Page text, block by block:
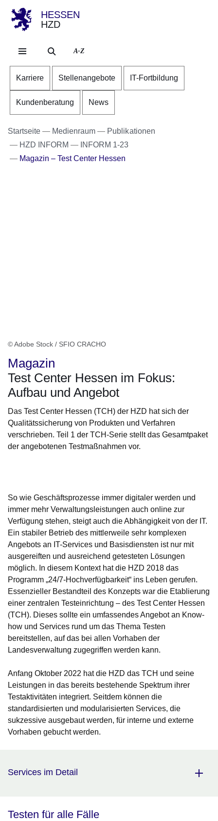
HESSEN
HZD
A-Z
Karriere Stellenangebote IT-Fortbildung
Kundenberatung News
Startseite Medienraum
Publikationen
HZD INFORM
INFORM 1-23
Magazin – Test Center Hessen
© Adobe Stock / SFIO CRACHO
Magazin
Test Center Hessen im Fokus:
Aufbau und Angebot
Das Test Center Hessen (TCH) der HZD hat sich der
Qualitätssicherung von Produkten und Verfahren
verschrieben. Teil 1 der TCH-Serie stellt das Gesamtpaket
der angebotenen Testmaßnahmen vor.
So wie Geschäftsprozesse immer digitaler werden und
immer mehr Verwaltungsleistungen auch online zur
Verfügung stehen, steigt auch die Abhängigkeit von der IT.
Ein stabiler Betrieb des mittlerweile sehr komplexen
Angebots an IT-Services und Basisdiensten ist nur mit
ausgereiften und ausreichend getesteten Lösungen
möglich. In diesem Kontext hat die HZD 2018 das
Programm „24/7-Hochverfügbarkeit“ ins Leben gerufen.
Essenzieller Bestandteil des Konzepts war die Etablierung
einer zentralen Testeinrichtung – des Test Center Hessen
(TCH). Dieses sollte ein umfassendes Angebot an Know-
how und Services rund um das Thema Testen
bereitstellen, auf das bei allen Vorhaben der
Landesverwaltung zugegriffen werden kann.
Anfang Oktober 2022 hat die HZD das TCH und seine
Leistungen in das bereits bestehende Spektrum ihrer
Testaktivitäten integriert. Seitdem können die
standardisierten und modularisierten Services, die
sukzessive ausgebaut werden, für interne und externe
Vorhaben gebucht werden.
Services im Detail
Testen für alle Fälle